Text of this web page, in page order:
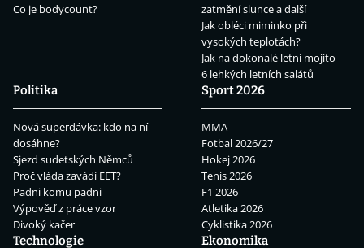
Co je bodycount?
zatmění slunce a další
Jak obléci miminko při
vysokých teplotách?
Jak na dokonalé letní mojito
6 lehkých letních salátů
Politika
Nová superdávka: kdo na ní
dosáhne?
Sjezd sudetských Němců
Proč vláda zavádí EET?
Padni komu padni
Výpověď z práce vzor
Divoký kačer
Sport 2026
MMA
Fotbal 2026/27
Hokej 2026
Tenis 2026
F1 2026
Atletika 2026
Cyklistika 2026
Technologie
Ekonomika